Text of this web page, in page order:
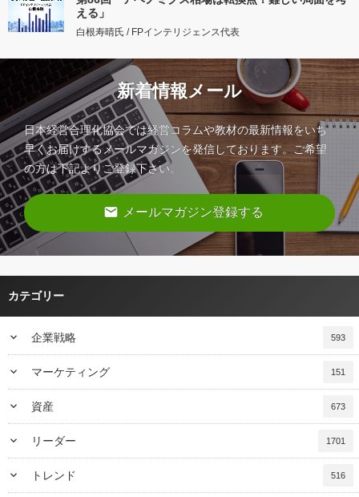
える」
白根寿晴氏 / FPインテリジェンス代表
新着情報メール
日本経営合理化協会では経営コラムや教材の最新情報をいち
早くお届けするメールマガジンを発信しております。ご希望
の方は下記よりご登録下さい。
email メールマガジン登録する
カテゴリー
keyboard_arrow_down 企業戦略 593
keyboard_arrow_down マーケティング 151
keyboard_arrow_down 資産 673
keyboard_arrow_down リーダー 1701
keyboard_arrow_down トレンド 516